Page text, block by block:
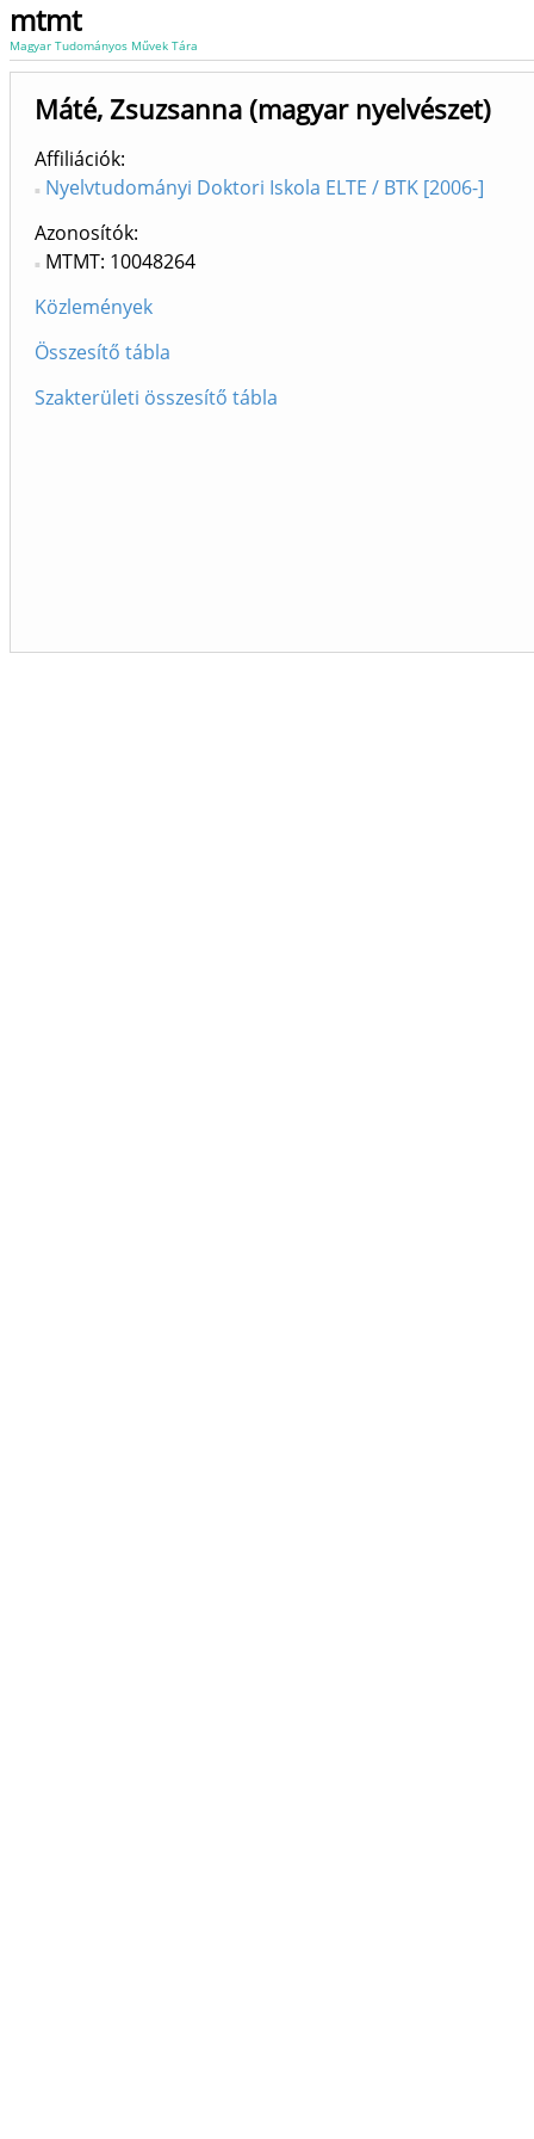
mtmt
Magyar Tudományos Művek Tára
Máté, Zsuzsanna (magyar nyelvészet)
Affiliációk
Nyelvtudományi Doktori Iskola ELTE / BTK [2006-]
Azonosítók
MTMT: 10048264
Közlemények
Összesítő tábla
Szakterületi összesítő tábla